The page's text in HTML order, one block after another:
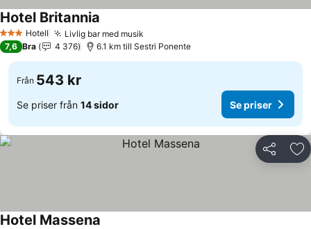
3 StjärnorHotell Livlig bar med musik
Hotel Britannia
7,6 Bra 4 376 6.1 km till Sestri Ponente
Från 543 kr
Se priser från 14 sidor Se priser
Dela
Hotel Massena